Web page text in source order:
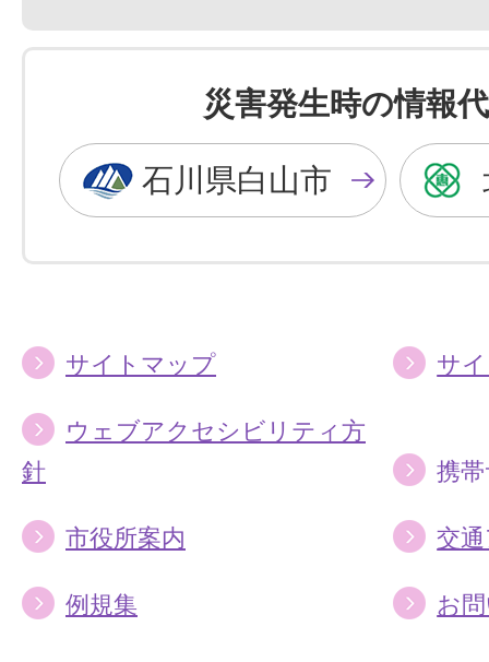
色
を
黒
色
に
色
を
青
色
に
災害発生時の情報
石川県白山市
サイトマップ サ
ウェブアクセシビリティ方
針
携
市役所案内 交
例規集 お